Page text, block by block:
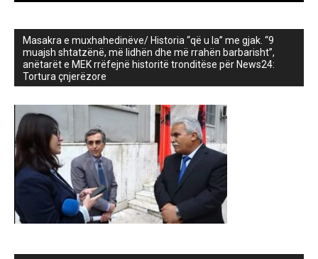
Masakra e muxhahedinëve/ Historia “që u la” me gjak. “9
muajsh shtatzënë, më lidhën dhe më rrahën barbarisht”,
anëtarët e MEK rrëfejnë historitë tronditëse për News24:
Tortura çnjerëzore